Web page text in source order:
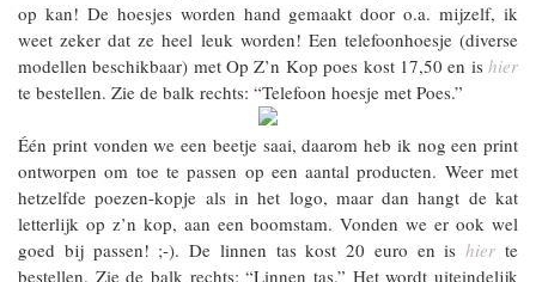
op kan! De hoesjes worden hand gemaakt door o.a. mijzelf, ik
weet zeker dat ze heel leuk worden! Een telefoonhoesje (diverse
modellen beschikbaar) met Op Z’n Kop poes kost 17,50 en is hier
te bestellen. Zie de balk rechts: “Telefoon hoesje met Poes.”
Één print vonden we een beetje saai, daarom heb ik nog een print
ontworpen om toe te passen op een aantal producten. Weer met
hetzelfde poezen-kopje als in het logo, maar dan hangt de kat
letterlijk op z’n kop, aan een boomstam. Vonden we er ook wel
goed bij passen! ;-). De linnen tas kost 20 euro en ishier te
bestellen. Zie de balk rechts: “Linnen tas.” Het wordt uiteindelijk